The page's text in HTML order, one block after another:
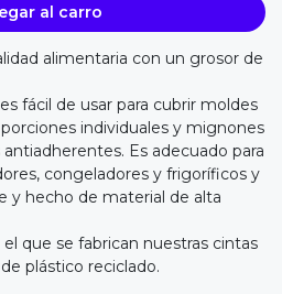
al carro
alimentaria con un grosor de
fácil de usar para cubrir moldes
individuales y mignones
Es adecuado para
congeladores y frigoríficos y
y hecho de material de alta
que se fabrican nuestras cintas
plástico reciclado.